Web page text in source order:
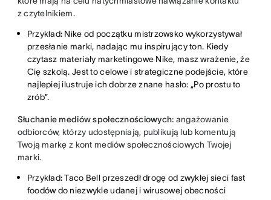
z czytelnikiem.
Przykład: Nike od początku mistrzowsko wykorzystywał
przesłanie marki, nadając mu inspirujący ton. Kiedy
czytasz materiały marketingowe Nike, masz wrażenie, że
Cię szkolą. Jest to celowe i strategiczne podejście, które
najlepiej ilustruje ich dobrze znane hasło: „Po prostu to
zrób”.
Słuchanie mediów społecznościowych: angażowanie
odbiorców, którzy udostępniają, publikują lub komentują
Twoją markę z kont mediów społecznościowych Twojej
marki.
Przykład:Taco Bell przeszedł drogę od zwykłej sieci fast
foodów do niezwykle udanej i wirusowej obecności